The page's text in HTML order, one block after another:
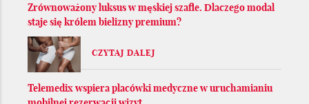
Zrównoważony luksus w męskiej szafie. Dlaczego modal
staje się królem bielizny premium?
CZYTAJ DALEJ
Telemedix wspiera placówki medyczne w uruchamianiu